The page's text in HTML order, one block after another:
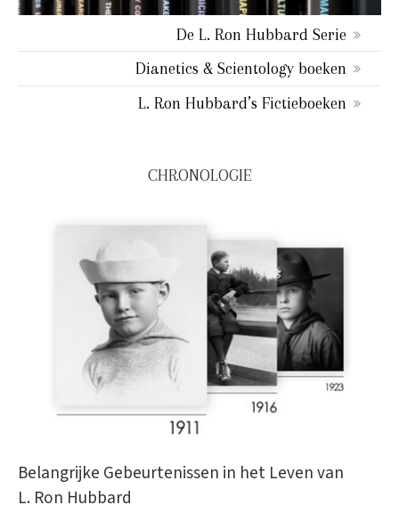
De L. Ron Hubbard Serie
Dianetics & Scientology boeken
L. Ron Hubbard’s Fictieboeken
CHRONOLOGIE
Belangrijke Gebeurtenissen in het Leven van
L. Ron Hubbard